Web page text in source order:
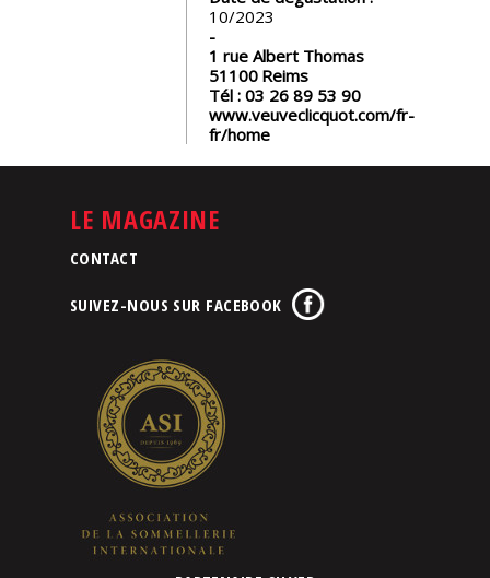
10/2023
1 rue Albert Thomas
51100 Reims
Tél : 03 26 89 53 90
www.veuveclicquot.com/fr-
fr/home
LE MAGAZINE
CONTACT
SUIVEZ-NOUS SUR FACEBOOK